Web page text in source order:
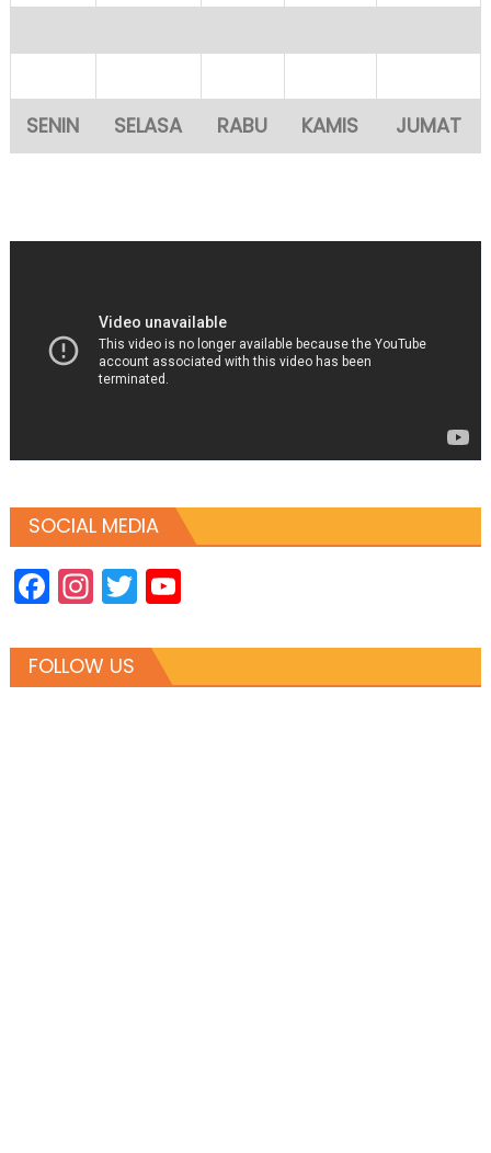
SENIN SELASA RABU KAMIS JUMAT
SOCIAL MEDIA
Facebook
Instagram
TwitterYouTube
FOLLOW US